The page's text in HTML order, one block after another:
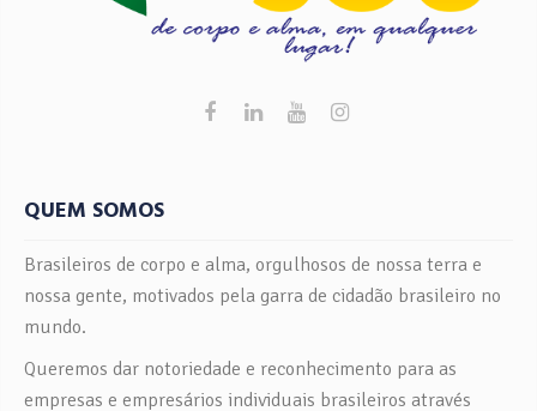
QUEM SOMOS
Brasileiros de corpo e alma, orgulhosos de nossa terra e
nossa gente, motivados pela garra de cidadão brasileiro no
mundo.
Queremos dar notoriedade e reconhecimento para as
empresas e empresários individuais brasileiros através